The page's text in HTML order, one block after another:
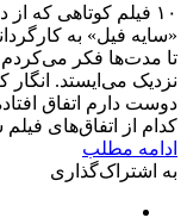
«سایه فیل» به
تا مدت‌ها فکر
نزدیک می‌ایستد.
دوست دارم اتفاق
کدام از اتفاق‌های
ادامه مطلب
به اشتراک‌گذاری